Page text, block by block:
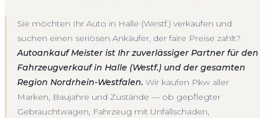
Sie möchten Ihr Auto in Halle (Westf.) verkaufen und
suchen einen seriösen Ankäufer, der faire Preise zahlt?
Autoankauf Meister ist Ihr zuverlässiger Partner für den
Fahrzeugverkauf in Halle (Westf.) und der gesamten
Region Nordrhein-Westfalen. Wir kaufen Pkw aller
Marken, Baujahre und Zustände — ob gepflegter
Gebrauchtwagen, Fahrzeug mit Unfallschaden,